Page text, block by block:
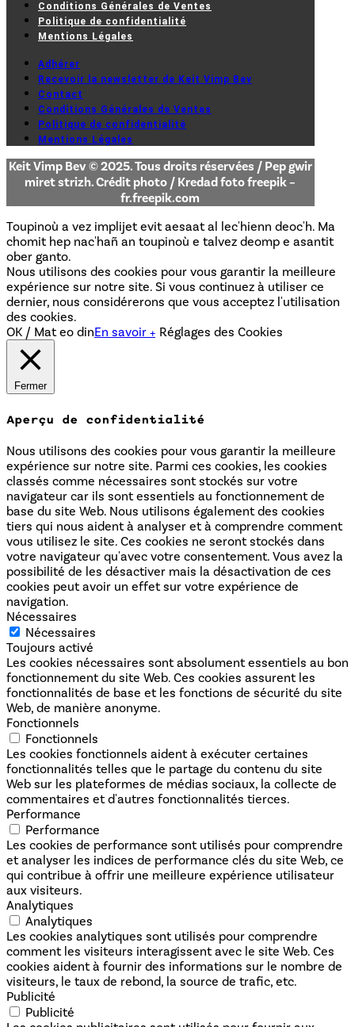
Conditions Générales de Ventes
Politique de confidentialité
Mentions Légales
Adhérer
Recevoir la newsletter de Keit Vimp Bev
Contact
Conditions Générales de Ventes
Politique de confidentialité
Mentions Légales
Keit Vimp Bev © 2025. Tous droits réservées / Pep gwir
miret strizh. Crédit photo / Kredad foto freepik –
fr.freepik.com
Toupinoù a vez implijet evit aesaat al lec'hienn deoc'h. Ma
chomit hep nac'hañ an toupinoù e talvez deomp e asantit
ober ganto.
Nous utilisons des cookies pour vous garantir la meilleure
expérience sur notre site. Si vous continuez à utiliser ce
dernier, nous considérerons que vous acceptez l'utilisation
des cookies.
OK / Mat eo dinEn savoir + Réglages des Cookies
Fermer
Aperçu de confidentialité
Nous utilisons des cookies pour vous garantir la meilleure
expérience sur notre site. Parmi ces cookies, les cookies
classés comme nécessaires sont stockés sur votre
navigateur car ils sont essentiels au fonctionnement de
base du site Web. Nous utilisons également des cookies
tiers qui nous aident à analyser et à comprendre comment
vous utilisez le site. Ces cookies ne seront stockés dans
votre navigateur qu'avec votre consentement. Vous avez la
possibilité de les désactiver mais la désactivation de ces
cookies peut avoir un effet sur votre expérience de
navigation.
Nécessaires
Nécessaires
Toujours activé
Les cookies nécessaires sont absolument essentiels au bon
fonctionnement du site Web. Ces cookies assurent les
fonctionnalités de base et les fonctions de sécurité du site
Web, de manière anonyme.
Fonctionnels
Fonctionnels
Les cookies fonctionnels aident à exécuter certaines
fonctionnalités telles que le partage du contenu du site
Web sur les plateformes de médias sociaux, la collecte de
commentaires et d'autres fonctionnalités tierces.
Performance
Performance
Les cookies de performance sont utilisés pour comprendre
et analyser les indices de performance clés du site Web, ce
qui contribue à offrir une meilleure expérience utilisateur
aux visiteurs.
Analytiques
Analytiques
Les cookies analytiques sont utilisés pour comprendre
comment les visiteurs interagissent avec le site Web. Ces
cookies aident à fournir des informations sur le nombre de
visiteurs, le taux de rebond, la source de trafic, etc.
Publicité
Publicité